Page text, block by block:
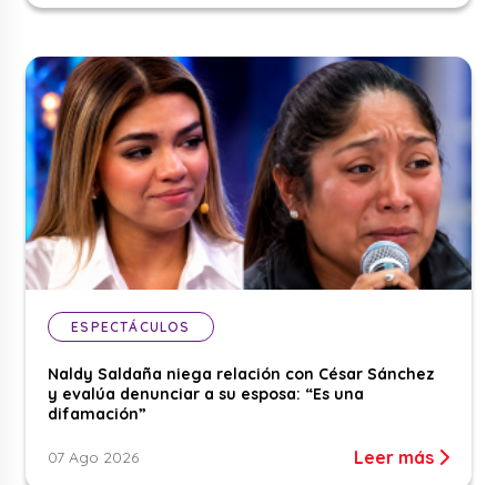
ESPECTÁCULOS
Naldy Saldaña niega relación con César Sánchez
y evalúa denunciar a su esposa: “Es una
difamación”
07 Ago 2026 Leer más